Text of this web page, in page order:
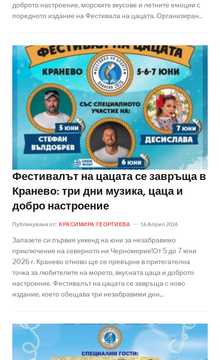
доброто настроение, морските вкусове и летните емоции с
поредното издание на Фестивала на цацата. Организиран..
Фестивалът на цацата се завръща в
Кранево: три дни музика, цаца и
добро настроение
Публикувана от: КРАСИМИРА ГЕОРГИЕВА 16 Април 2026
Запазете си първия уикенд на юни за незабравимо
приключение на северното ни Черноморие!От 5 до 7 юни
2026 г. Кранево отново ще се превърне в притегателна
точка за любителите на морето, вкусната цаца и доброто
настроение. Фестивалът на цацата се завръща с ново
издание, което обещава три незабравими дни,..